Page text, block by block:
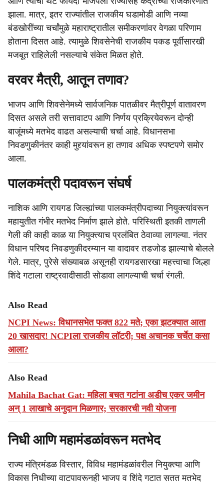
झाला. मात्र, इतर राज्यांतील राजकीय घडामोडी आणि नव्या
बंडखोरींच्या चर्चांमुळे महाराष्ट्रातील समीकरणांवर वेगळा परिणाम
होताना दिसत आहे. त्यामुळे शिवसेनेची राजकीय पकड पूर्वीसारखी
मजबूत राहिलेली नसल्याचे संकेत मिळत होते.
वरवर मैत्री, आतून तणाव?
भाजप आणि शिवसेनेमध्ये सार्वजनिक पातळीवर मैत्रीपूर्ण वातावरण
दिसत असले तरी सत्तावाटप आणि निर्णय प्रक्रियेवरून दोन्ही
बाजूंमध्ये मतभेद वाढत असल्याची चर्चा आहे. विधानसभा
निवडणुकीनंतर काही मुद्द्यांवरून हा तणाव अधिक स्पष्टपणे समोर
आला.
पालकमंत्री पदावरून संघर्ष
नाशिक आणि रायगड जिल्ह्यांच्या पालकमंत्रीपदाच्या नियुक्त्यांवरून
महायुतीत गंभीर मतभेद निर्माण झाले होते. परिस्थिती इतकी ताणली
गेली की काही काळ या नियुक्त्याच प्रलंबित ठेवाव्या लागल्या. नंतर
विधान परिषद निवडणुकीदरम्यान या वादावर तडजोड झाल्याचे बोलले
गेले. मात्र, पुरेसे संख्याबळ असूनही रायगडसारखा महत्त्वाचा जिल्हा
शिंदे गटाला राष्ट्रवादीसाठी सोडावा लागल्याची चर्चा रंगली.
Also Read
NCPI News: विधानसभेत फक्त 822 मते; एका झटक्यात आता
20 खासदार! NCPIला राजकीय लॉटरी; पक्ष अचानक चर्चेत कसा
आला?
Also Read
Mahila Bachat Gat: महिला बचत गटांना अडीच एकर जमीन
अन् 1 लाखाचे अनुदान मिळणार; सरकारची नवी योजना
निधी आणि महामंडळांवरून मतभेद
राज्य मंत्रिमंडळ विस्तार, विविध महामंडळांवरील नियुक्त्या आणि
विकास निधीच्या वाटपावरूनही भाजप व शिंदे गटात सतत मतभेद